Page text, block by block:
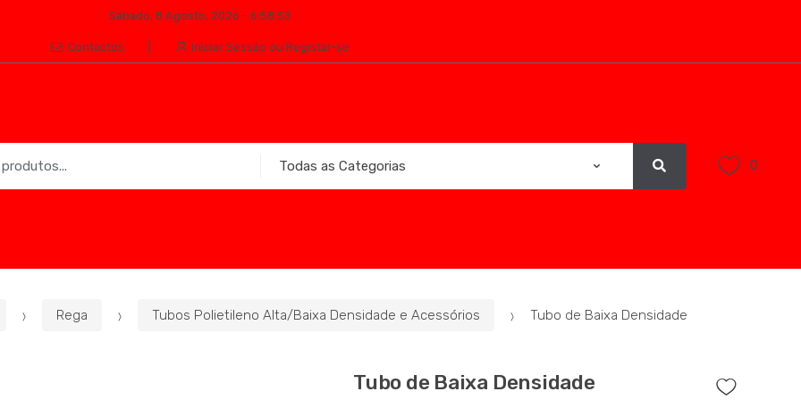
Sábado, 8 Agosto, 2026 - 6:58:53
Contactos Iniciar Sessão ou Registar-se
0
Rega Tubos Polietileno Alta/Baixa Densidade e Acessórios Tubo de Baixa Densidade
Tubo de Baixa Densidade